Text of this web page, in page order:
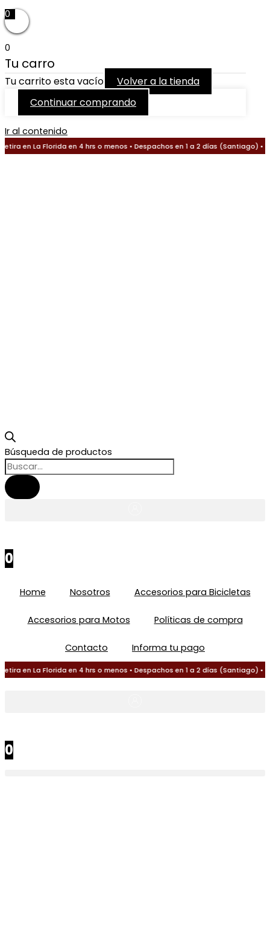
0
0
Tu carro
Tu carrito esta vacío
Volver a la tienda
Continuar comprando
Ir al contenido
en La Florida en 4 hrs o menos • Despachos en 1 a 2 días (Santiago) •
Búsqueda de productos
0
Home Nosotros Accesorios para Bicicletas
Accesorios para Motos Políticas de compra
Contacto Informa tu pago
en La Florida en 4 hrs o menos • Despachos en 1 a 2 días (Santiago) •
0